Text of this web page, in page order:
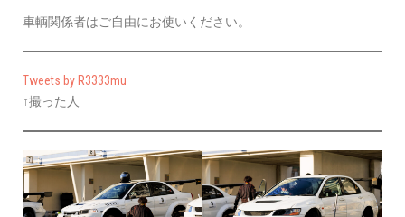
車輌関係者はご自由にお使いください。
Tweets by R3333mu
↑撮った人